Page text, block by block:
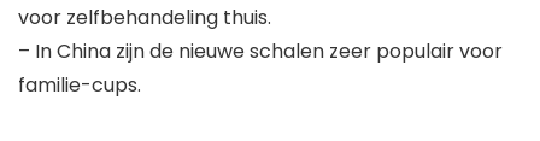
voor zelfbehandeling thuis.
– In China zijn de nieuwe schalen zeer populair voor
familie-cups.